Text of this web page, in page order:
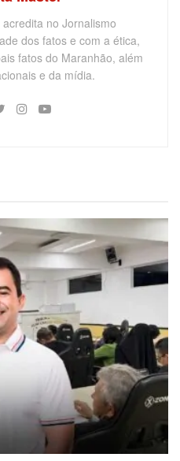
no Jornalismo
dos fatos e com a ética,
fatos do Maranhão, além
e da mídia.